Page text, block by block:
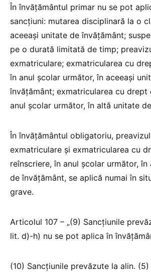
În învățământul primar nu se pot
sancțiuni: mutarea disciplinară la o
aceeași unitate de învățământ;
pe o durată limitată de timp;
exmatriculare; exmatricularea cu
în anul școlar următor, în aceeași
învățământ; exmatricularea cu drept
anul școlar următor, în altă unitate
În învățământul obligatoriu,
exmatriculare și exmatricularea cu
reînscriere, în anul școlar următor, în
de învățământ, se aplică numai în
grave.
Articolul 107 – „(9) Sancțiunile
lit. d)-h) nu se pot aplica în
(10) Sancțiunile prevăzute la alin.